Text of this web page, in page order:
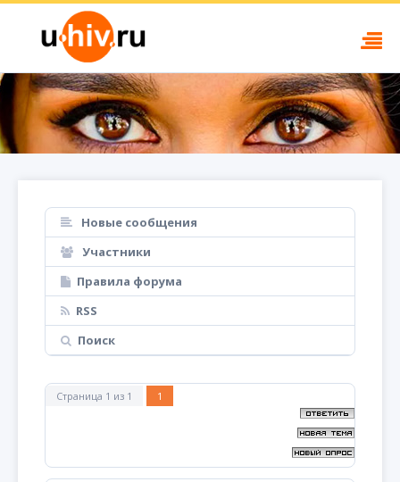
Новые сообщения
Участники
Правила форума
RSS
Поиск
Страница 1 из 1 1